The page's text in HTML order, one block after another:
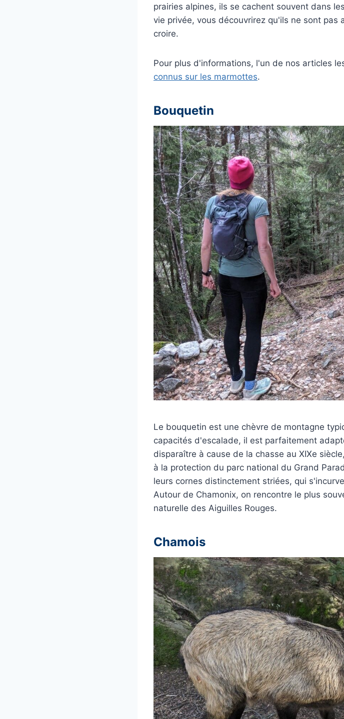
prairies alpines, ils se cachent souvent dans
vie privée, vous découvrirez qu'ils ne sont pas
croire.
Pour plus d'informations, l'un de nos articles
connus sur les marmottes.
Bouquetin
Le bouquetin est une chèvre de montagne
capacités d'escalade, il est parfaitement
disparaître à cause de la chasse au XIXe
à la protection du parc national du Grand
leurs cornes distinctement striées, qui
Autour de Chamonix, on rencontre le plus
naturelle des Aiguilles Rouges.
Chamois